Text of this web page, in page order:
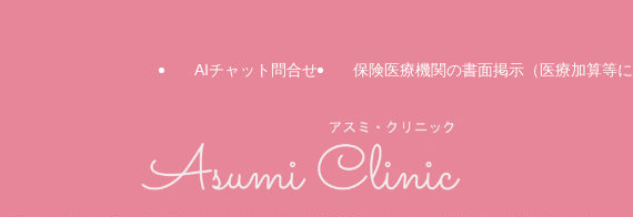
AIチャット問合せ 保険医療機関の書面掲示（医療加算等に